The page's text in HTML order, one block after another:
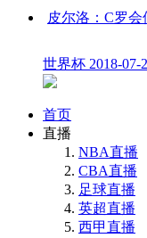
皮尔洛：C罗
世界杯 2018-07-
首页
直播
NBA直播
CBA直播
足球直播
英超直播
西甲直播